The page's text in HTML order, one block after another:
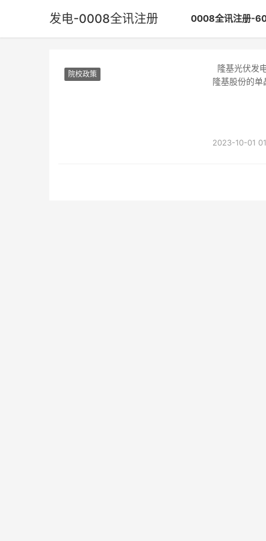
发电-0008全讯注册 0008全讯注册-
院校政策
隆基股份的单
2023-10-01